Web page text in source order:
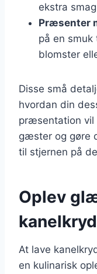
ekstra
Præsenter
på en smuk
blomster
Disse små
hvordan din
præsentation vil
gæster og gøre
til stjernen på
Oplev
At lave
en kulinarisk